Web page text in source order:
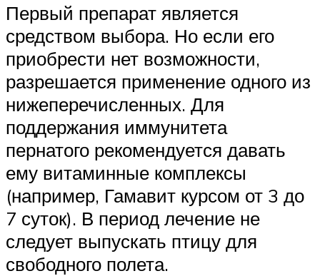
Первый препарат является
средством выбора. Но если его
приобрести нет возможности,
разрешается применение одного из
нижеперечисленных. Для
поддержания иммунитета
пернатого рекомендуется давать
ему витаминные комплексы
(например, Гамавит курсом от 3 до
7 суток). В период лечение не
следует выпускать птицу для
свободного полета.